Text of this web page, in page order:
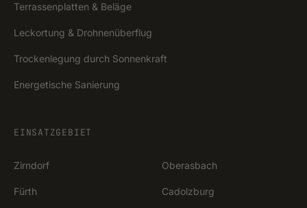
Terrassenplatten & Beläge
Leckortung & Drohnenüberflug
Trockenlegung durch Sonnenkraft
Energetische Sanierung
EINSATZGEBIET
Zirndorf Oberasbach
Fürth Cadolzburg